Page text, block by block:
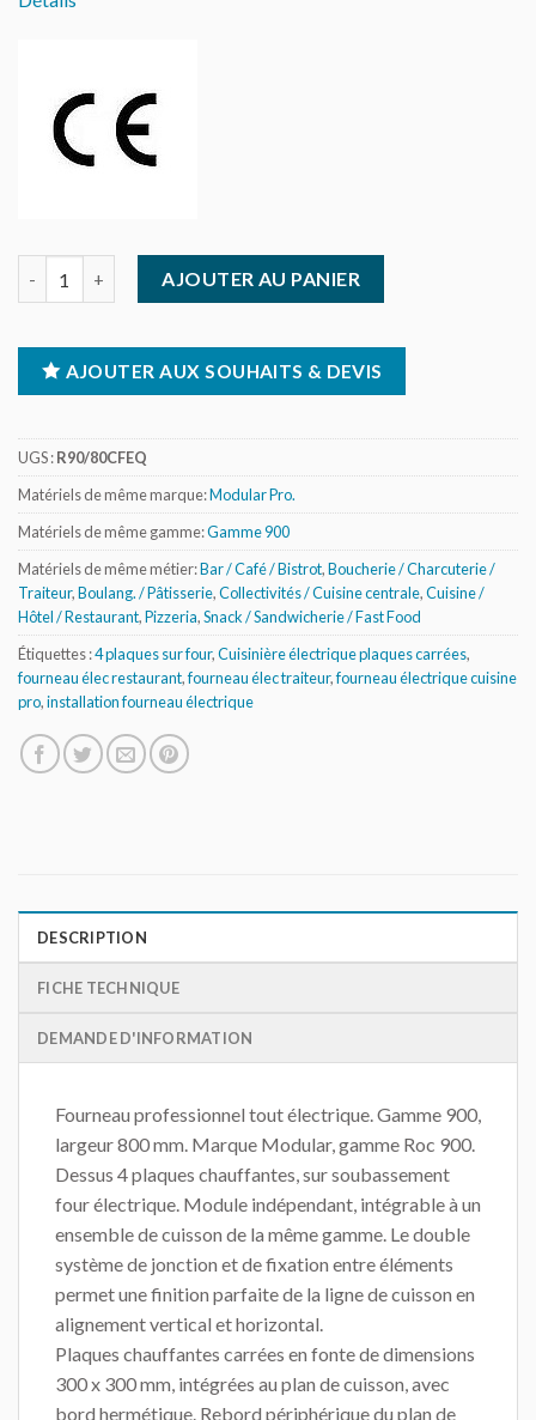
AJOUTER AU PANIER
AJOUTER AUX SOUHAITS & DEVIS
UGS :R90/80CFEQ
Matériels de même marque:Modular Pro.
Matériels de même gamme:Gamme 900
Matériels de même métier:Bar / Café / Bistrot,Boucherie / Charcuterie /
Traiteur,Boulang. / Pâtisserie,Collectivités / Cuisine centrale,Cuisine /
Hôtel / Restaurant,Pizzeria,Snack / Sandwicherie / Fast Food
Étiquettes :4 plaques sur four,Cuisinière électrique plaques carrées,
fourneau élec restaurant,fourneau élec traiteur,fourneau électrique cuisine
pro,installation fourneau électrique
DESCRIPTION
FICHE TECHNIQUE
DEMANDE D'INFORMATION
Fourneau professionnel tout électrique. Gamme 900,
largeur 800 mm. Marque Modular, gamme Roc 900.
Dessus 4 plaques chauffantes, sur soubassement
four électrique. Module indépendant, intégrable à un
ensemble de cuisson de la même gamme. Le double
système de jonction et de fixation entre éléments
permet une finition parfaite de la ligne de cuisson en
alignement vertical et horizontal.
Plaques chauffantes carrées en fonte de dimensions
300 x 300 mm, intégrées au plan de cuisson, avec
bord hermétique. Rebord périphérique du plan de